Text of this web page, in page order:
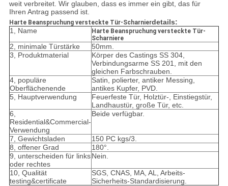
weit verbreitet. Wir glauben, dass es immer ein gibt, das für
Ihren Antrag passend ist.
Harte Beanspruchung versteckte Tür-Scharnierdetails:
1, Name
Harte Beanspruchung versteckte Tür-
Scharniere
2, minimale Türstärke
50mm.
3, Produktmaterial
Körper des Castings SS 304,
Verbindungsarme SS 201, mit den
gleichen Farbschrauben.
4, populäre
Oberflächenende
Satin, polierter, antiker Messing,
antikes Kupfer, PVD.
5, Hauptverwendung
Feuerfeste Tür, Holztür-, Einstiegstür,
Landhaustür, große Tür, etc.
6,
Residential&Commercial-
Verwendung
Beide verfügbar.
7, Gewichtsladen
150 PC kgs/3.
8, offener Grad
180°.
9, unterscheiden für links
oder rechtes
Nein.
10, Qualität
testing&certificate
SGS, CNAS, MA, AL, Arbeits-
Sicherheits-Standardisierung.